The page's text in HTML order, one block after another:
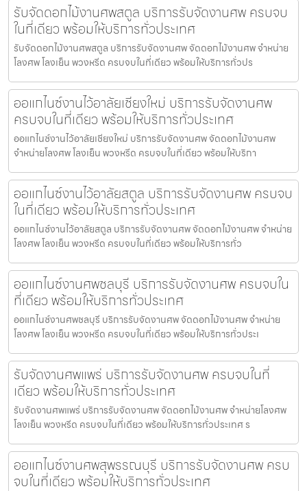
รับจัดดอกไม้งานศพสตูล บริการรับจัดงานศพ ครบจบ
ในที่เดียว พร้อมให้บริการทั่วประเทศ
รับจัดดอกไม้งานศพสตูล บริการรับจัดงานศพ จัดดอกไม้งานศพ จำหน่าย
โลงศพ โลงเย็น พวงหรีด ครบจบในที่เดียว พร้อมให้บริการทั่วปร
ออแกไนซ์งานไว้อาลัยเชียงใหม่ บริการรับจัดงานศพ
ครบจบในที่เดียว พร้อมให้บริการทั่วประเทศ
ออแกไนซ์งานไว้อาลัยเชียงใหม่ บริการรับจัดงานศพ จัดดอกไม้งานศพ
จำหน่ายโลงศพ โลงเย็น พวงหรีด ครบจบในที่เดียว พร้อมให้บริกา
ออแกไนซ์งานไว้อาลัยสตูล บริการรับจัดงานศพ ครบจบ
ในที่เดียว พร้อมให้บริการทั่วประเทศ
ออแกไนซ์งานไว้อาลัยสตูล บริการรับจัดงานศพ จัดดอกไม้งานศพ จำหน่าย
โลงศพ โลงเย็น พวงหรีด ครบจบในที่เดียว พร้อมให้บริการทั่ว
ออแกไนซ์งานศพชลบุรี บริการรับจัดงานศพ ครบจบใน
ที่เดียว พร้อมให้บริการทั่วประเทศ
ออแกไนซ์งานศพชลบุรี บริการรับจัดงานศพ จัดดอกไม้งานศพ จำหน่าย
โลงศพ โลงเย็น พวงหรีด ครบจบในที่เดียว พร้อมให้บริการทั่วประเ
รับจัดงานศพแพร่ บริการรับจัดงานศพ ครบจบในที่
เดียว พร้อมให้บริการทั่วประเทศ
รับจัดงานศพแพร่ บริการรับจัดงานศพ จัดดอกไม้งานศพ จำหน่ายโลงศพ
โลงเย็น พวงหรีด ครบจบในที่เดียว พร้อมให้บริการทั่วประเทศ ร
ออแกไนซ์งานศพสุพรรณบุรี บริการรับจัดงานศพ ครบ
จบในที่เดียว พร้อมให้บริการทั่วประเทศ